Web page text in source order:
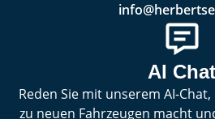
AI Chat
Reden Sie mit unserem AI-
zu neuen Fahrzeugen macht